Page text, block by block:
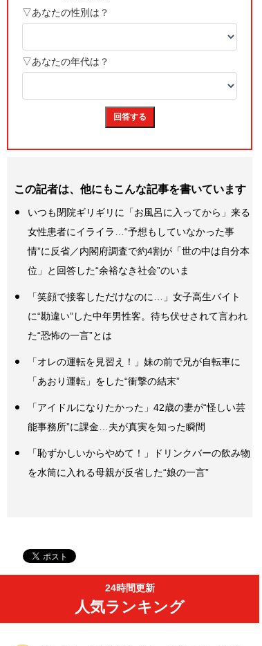
この記者は、他にもこんな記事を書いています
いつも閉院ギリギリに「お風呂に入ってから」来る
女性患者にイライラ…“予想もしていなかった事
情”に反省／内閣府調査で約4割が「世の中は自分本
位」と回答した“余裕なき社会”のいま
「笑顔で接客しただけなのに…」女子高生バイト
に“勘違い”した中年男性客。待ち伏せされて言われ
た“恐怖の一言”とは
「オレの運転を見習え！」妹の前で兄が自転車に
「あおり運転」をした“衝撃の結末”
「アイドルになりたかった」42歳の妻が“怪しい芸
能事務所”に課金…夫が真実を知った瞬間
「恥ずかしいからやめて！」ドリンクバーの飲み物
を水筒に入れる母親が反省した“娘の一言”
24時間更新
人気ランキング